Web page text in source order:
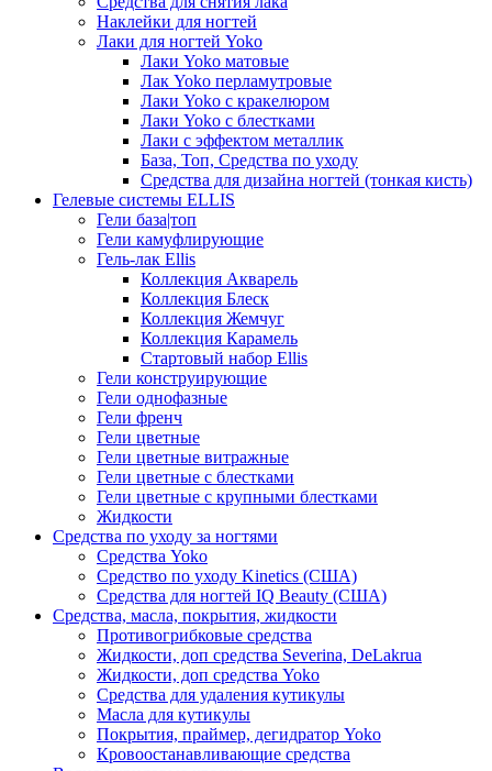
Наклейки для ногтей
Лаки для ногтей Yoko
Лаки Yoko матовые
Лак Yoko перламутровые
Лаки Yoko с кракелюром
Лаки Yoko с блестками
Лаки с эффектом металлик
База, Топ, Средства по уходу
Средства для дизайна ногтей (тонкая кисть)
Гелевые системы ELLIS
Гели база|топ
Гели камуфлирующие
Гель-лак Ellis
Коллекция Акварель
Коллекция Блеск
Коллекция Жемчуг
Коллекция Карамель
Стартовый набор Ellis
Гели конструирующие
Гели однофазные
Гели френч
Гели цветные
Гели цветные витражные
Гели цветные с блестками
Гели цветные с крупными блестками
Жидкости
Средства по уходу за ногтями
Средства Yoko
Средство по уходу Kinetics (США)
Средства для ногтей IQ Beauty (США)
Средства, масла, покрытия, жидкости
Противогрибковые средства
Жидкости, доп средства Severina, DeLakrua
Жидкости, доп средства Yoko
Средства для удаления кутикулы
Масла для кутикулы
Покрытия, праймер, дегидратор Yoko
Кровоостанавливающие средства